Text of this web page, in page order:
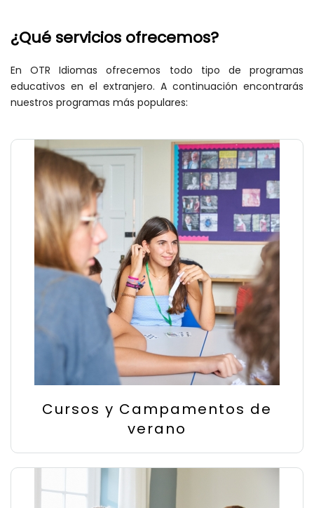
¿Qué servicios ofrecemos?
En OTR Idiomas ofrecemos todo tipo de programas
educativos en el extranjero. A continuación encontrarás
nuestros programas más populares:
Cursos y Campamentos de
verano